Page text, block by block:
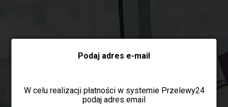
Podaj adres e-mail
W celu realizacji płatności w systemie Przelewy24
podaj adres email